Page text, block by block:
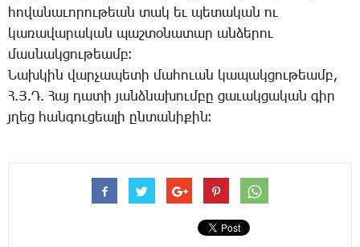
հո­վա­նա­ւո­րու­թեան տակ եւ պե­տա­կան ու
կա­ռա­վա­րա­կան պաշ­տօ­նա­տար ան­ձե­րու
մաս­նակ­ցու­թեամբ։
­Նախ­կին վար­չա­պե­տի մա­հո­ւան կա­պակ­ցու­թեամբ,
Հ.Յ.Դ. ­Հայ դա­տի յանձ­նա­խում­բը ցա­ւակ­ցա­կան գիր
յղեց հան­գու­ցեա­լի ըն­տա­նի­քին։